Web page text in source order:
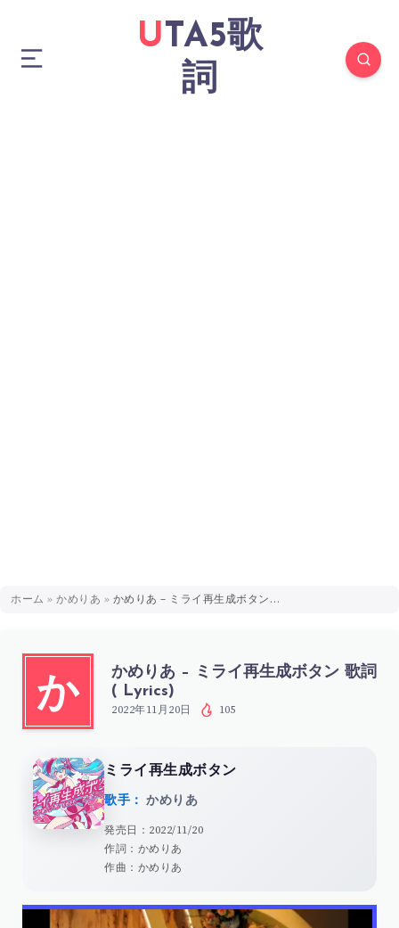
UTA5歌
詞
ホーム » かめりあ » かめりあ – ミライ再生成ボタン 歌詞 ( Lyrics)
か
かめりあ – ミライ再生成ボタン 歌詞
( Lyrics)
2022年11月20日 105
ミライ再生成ボタン
歌手： かめりあ
発売日：2022/11/20
作詞：かめりあ
作曲：かめりあ